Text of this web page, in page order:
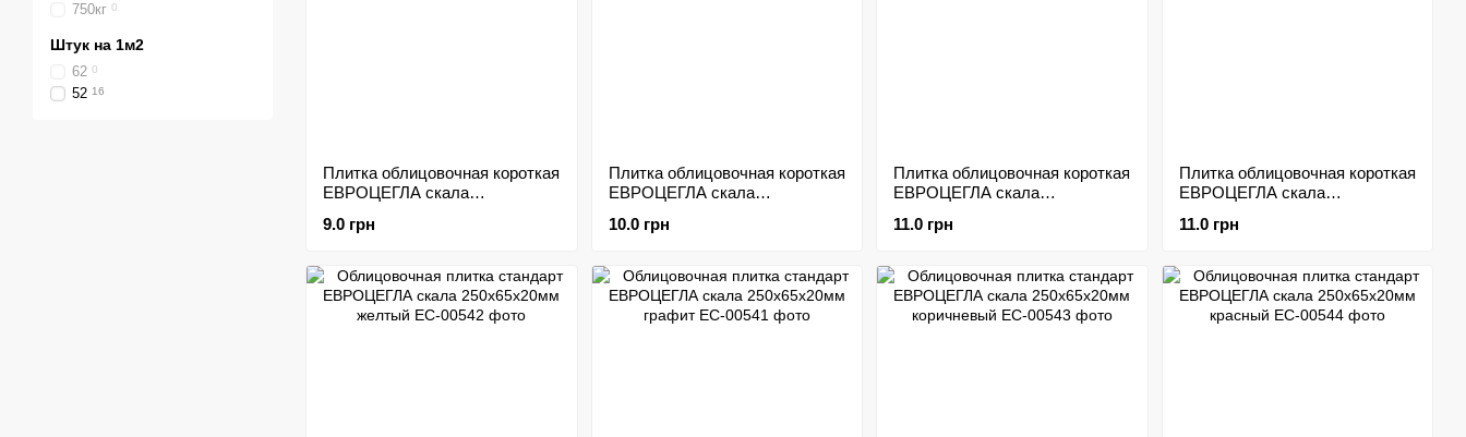
Плитка облицовочная короткая
ЕВРОЦЕГЛА скала
9.0 грн
Плитка облицовочная короткая
ЕВРОЦЕГЛА скала
10.0 грн
Плитка облицовочная короткая
ЕВРОЦЕГЛА скала
11.0 грн
Плитка облицовочная короткая
ЕВРОЦЕГЛА скала
11.0 грн
750кг 0
Штук на 1м2
62 0
52 16